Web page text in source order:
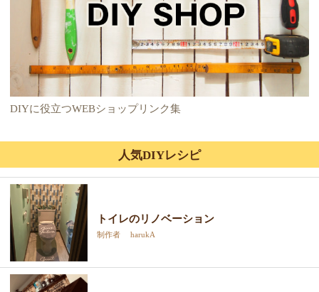
DIYに役立つWEBショップリンク集
人気DIYレシピ
トイレのリノベーション
制作者 harukA